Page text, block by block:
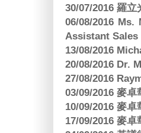
30/07/2016 羅
06/08/2016
Assistant Sales
13/08/2016
20/08/2016 Dr.
27/08/2016
03/09/2016 麥
10/09/2016 麥
17/09/2016 麥